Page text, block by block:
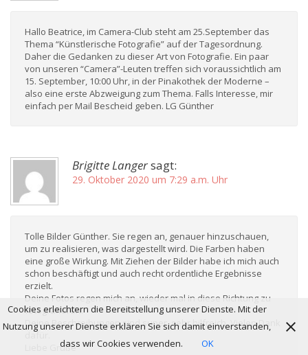
Hallo Beatrice, im Camera-Club steht am 25.September das
Thema “Künstlerische Fotografie” auf der Tagesordnung.
Daher die Gedanken zu dieser Art von Fotografie. Ein paar
von unseren “Camera”-Leuten treffen sich voraussichtlich am
15. September, 10:00 Uhr, in der Pinakothek der Moderne –
also eine erste Abzweigung zum Thema. Falls Interesse, mir
einfach per Mail Bescheid geben. LG Günther
Brigitte Langersagt:
29. Oktober 2020 um 7:29 a.m. Uhr
Tolle Bilder Günther. Sie regen an, genauer hinzuschauen,
um zu realisieren, was dargestellt wird. Die Farben haben
eine große Wirkung. Mit Ziehen der Bilder habe ich mich auch
schon beschäftigt und auch recht ordentliche Ergebnisse
erzielt.
Deine Fotos regen mich an, wieder mal in diese Richtung zu
fotografieren.
Deine Beschreibungen sind super, sehr hilfreich. Vielen Dank
dafür.
Liebe Grüße
Cookies erleichtern die Bereitstellung unserer Dienste. Mit der
Nutzung unserer Dienste erklären Sie sich damit einverstanden,
dass wir Cookies verwenden.
OK